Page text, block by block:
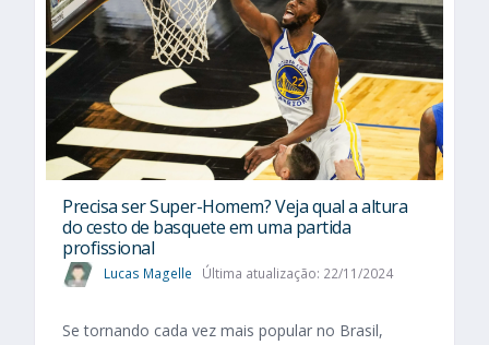
Precisa ser Super-Homem? Veja qual a altura
do cesto de basquete em uma partida
profissional
Lucas Magelle Última atualização: 22/11/2024
Se tornando cada vez mais popular no Brasil,